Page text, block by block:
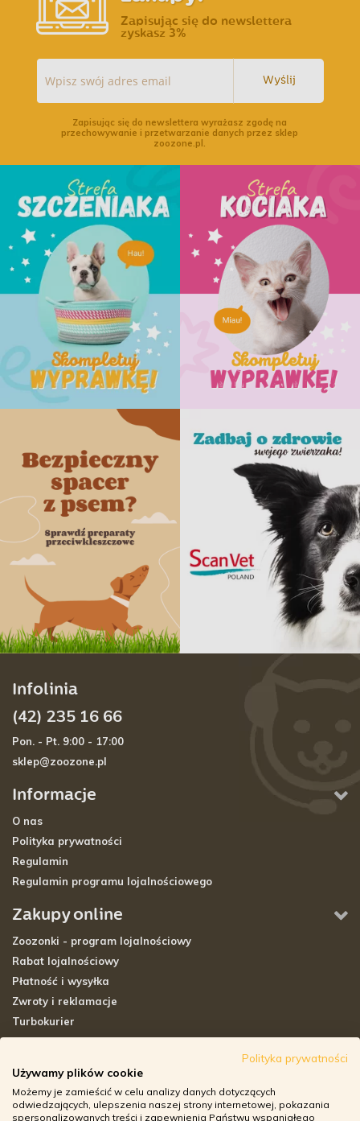
Zapisując się do newslettera
zyskasz 3%
Wyślij
Zapisując się do newslettera wyrażasz zgodę na
przechowywanie i przetwarzanie danych przez sklep
zoozone.pl.
Informacje
O nas
Polityka prywatności
Regulamin
Regulamin programu lojalnościowego
Zakupy online
Zoozonki - program lojalnościowy
Rabat lojalnościowy
Płatność i wysyłka
Zwroty i reklamacje
Turbokurier
Adresy sklepów stacjonarnych
Godziny otwarcia sklepów
Infolinia
(42) 235 16 66
Pon. - Pt. 9:00 - 17:00
sklep@zoozone.pl
Polityka prywatności
Używamy plików cookie
Możemy je zamieścić w celu analizy danych dotyczących
odwiedzających, ulepszenia naszej strony internetowej, pokazania
spersonalizowanych treści i zapewnienia Państwu wspaniałego